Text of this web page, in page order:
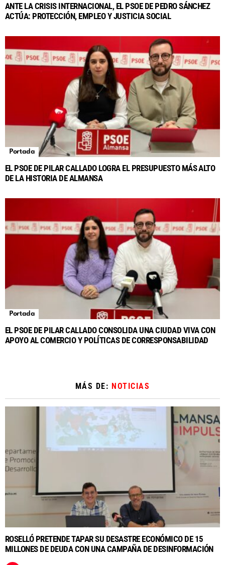
ANTE LA CRISIS INTERNACIONAL, EL PSOE DE PEDRO SÁNCHEZ
ACTÚA: PROTECCIÓN, EMPLEO Y JUSTICIA SOCIAL
Portada
EL PSOE DE PILAR CALLADO LOGRA EL PRESUPUESTO MÁS ALTO
DE LA HISTORIA DE ALMANSA
Portada
EL PSOE DE PILAR CALLADO CONSOLIDA UNA CIUDAD VIVA CON
APOYO AL COMERCIO Y POLÍTICAS DE CORRESPONSABILIDAD
MÁS DE: NOTICIAS
ROSELLÓ PRETENDE TAPAR SU DESASTRE ECONÓMICO DE 15
MILLONES DE DEUDA CON UNA CAMPAÑA DE DESINFORMACIÓN